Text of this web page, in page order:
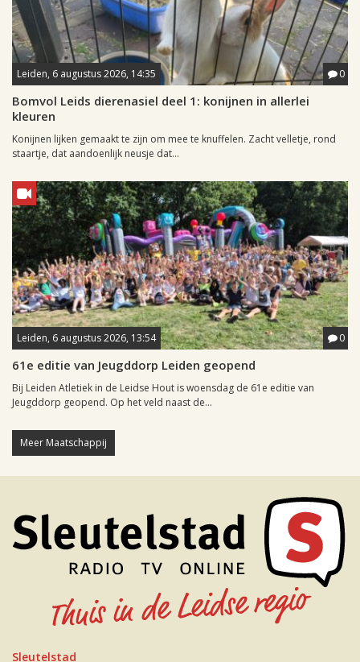
Leiden, 6 augustus 2026, 14:35 0
Bomvol Leids dierenasiel deel 1: konijnen in allerlei
kleuren
Konijnen lijken gemaakt te zijn om mee te knuffelen. Zacht velletje, rond
staartje, dat aandoenlijk neusje dat...
Leiden, 6 augustus 2026, 13:54 0
61e editie van Jeugddorp Leiden geopend
Bij Leiden Atletiek in de Leidse Hout is woensdag de 61e editie van
Jeugddorp geopend. Op het veld naast de...
Meer Maatschappij
Sleutelstad